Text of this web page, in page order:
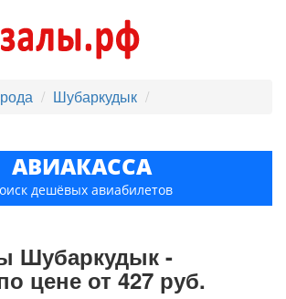
Шубаркудык
АВИАКАССА
дешёвых авиабилетов
Шубаркудык -
цене от 427 руб.